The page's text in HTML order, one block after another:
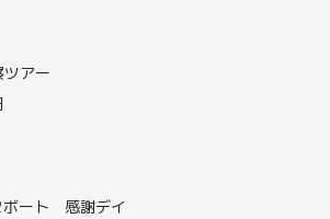
アー
ート 感謝デイ